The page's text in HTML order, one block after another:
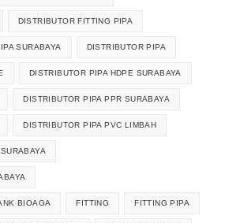
DISTRIBUTOR FITTING PIPA
SURABAYA DISTRIBUTOR PIPA
DISTRIBUTOR PIPA HDPE SURABAYA
DISTRIBUTOR PIPA PPR SURABAYA
DISTRIBUTOR PIPA PVC LIMBAH
BIOAGA FITTING FITTING PIPA